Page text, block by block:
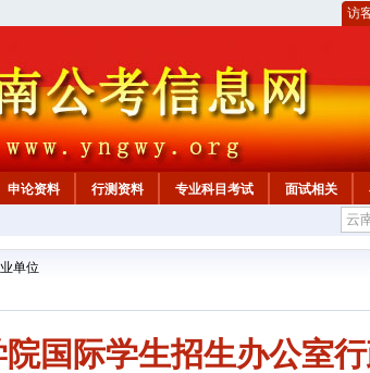
访
申论资料 行测资料 专业科目考试 面试相关
单位
国际学生招生办公室